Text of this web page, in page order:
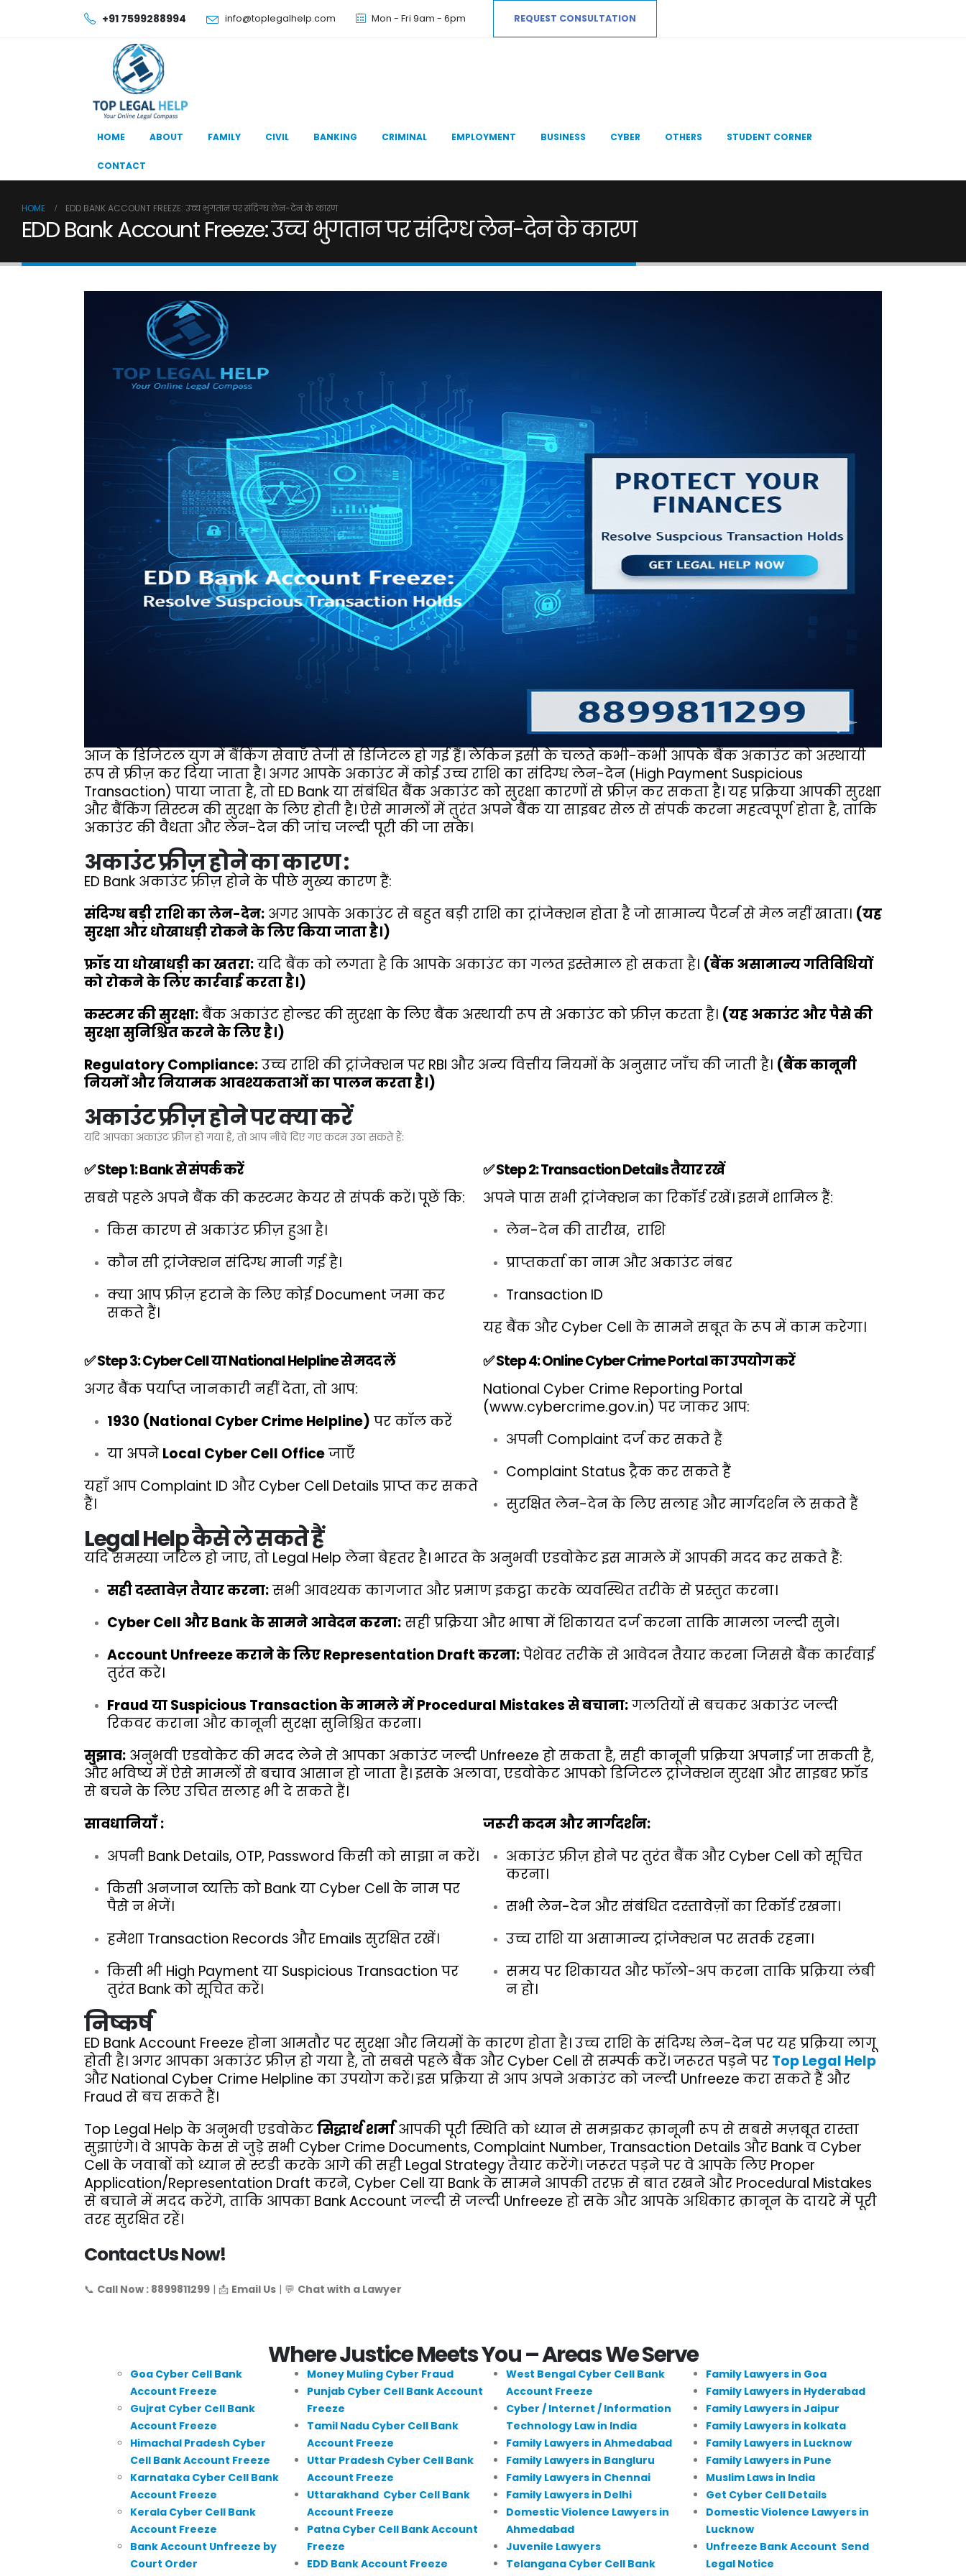
+91 7599288994 info@toplegalhelp.com Mon - Fri 9am - 6pm REQUEST CONSULTATION
HOME ABOUT FAMILY CIVIL BANKING CRIMINAL EMPLOYMENT BUSINESS CYBER OTHERS STUDENT CORNER
CONTACT
HOME EDD BANK ACCOUNT FREEZE: उच्च भुगतान पर संदिग्ध लेन-देन के कारण
EDD Bank Account Freeze: उच्च भुगतान पर संदिग्ध लेन-देन के कारण
आज के डिजिटल युग में बैंकिंग सेवाएँ तेजी से डिजिटल हो गई हैं। लेकिन इसी के चलते कभी-कभी आपके बैंक अकाउंट को अस्थायी
रूप से फ्रीज़ कर दिया जाता है। अगर आपके अकाउंट में कोई उच्च राशि का संदिग्ध लेन-देन (High Payment Suspicious
Transaction) पाया जाता है, तो ED Bank या संबंधित बैंक अकाउंट को सुरक्षा कारणों से फ्रीज़ कर सकता है। यह प्रक्रिया आपकी सुरक्षा
और बैंकिंग सिस्टम की सुरक्षा के लिए होती है। ऐसे मामलों में तुरंत अपने बैंक या साइबर सेल से संपर्क करना महत्वपूर्ण होता है, ताकि
अकाउंट की वैधता और लेन-देन की जांच जल्दी पूरी की जा सके।
अकाउंट फ्रीज़ होने का कारण :
ED Bank अकाउंट फ्रीज़ होने के पीछे मुख्य कारण हैं:
संदिग्ध बड़ी राशि का लेन-देन: अगर आपके अकाउंट से बहुत बड़ी राशि का ट्रांजेक्शन होता है जो सामान्य पैटर्न से मेल नहीं खाता। (यह
सुरक्षा और धोखाधड़ी रोकने के लिए किया जाता है।)
फ्रॉड या धोखाधड़ी का खतरा:यदि बैंक को लगता है कि आपके अकाउंट का गलत इस्तेमाल हो सकता है। (बैंक असामान्य गतिविधियों
को रोकने के लिए कार्रवाई करता है।)
कस्टमर की सुरक्षा:बैंक अकाउंट होल्डर की सुरक्षा के लिए बैंक अस्थायी रूप से अकाउंट को फ्रीज़ करता है। (यह अकाउंट और पैसे की
सुरक्षा सुनिश्चित करने के लिए है।)
Regulatory Compliance:उच्च राशि की ट्रांजेक्शन पर RBI और अन्य वित्तीय नियमों के अनुसार जाँच की जाती है। (बैंक कानूनी
नियमों और नियामक आवश्यकताओं का पालन करता है।)
अकाउंट फ्रीज़ होने पर क्या करें
यदि आपका अकाउंट फ्रीज़ हो गया है, तो आप नीचे दिए गए कदम उठा सकते हैं:
✅ Step 1: Bank से संपर्क करें
सबसे पहले अपने बैंक की कस्टमर केयर से संपर्क करें। पूछें कि:
किस कारण से अकाउंट फ्रीज़ हुआ है।
कौन सी ट्रांजेक्शन संदिग्ध मानी गई है।
क्या आप फ्रीज़ हटाने के लिए कोई Document जमा कर
सकते हैं।
✅ Step 2: Transaction Details तैयार रखें
अपने पास सभी ट्रांजेक्शन का रिकॉर्ड रखें। इसमें शामिल हैं:
लेन-देन की तारीख, राशि
प्राप्तकर्ता का नाम और अकाउंट नंबर
Transaction ID
यह बैंक और Cyber Cell के सामने सबूत के रूप में काम करेगा।
✅ Step 3: Cyber Cell या National Helpline से मदद लें
अगर बैंक पर्याप्त जानकारी नहीं देता, तो आप:
1930 (National Cyber Crime Helpline) पर कॉल करें
या अपने Local Cyber Cell Officeजाएँ
यहाँ आप Complaint ID और Cyber Cell Details प्राप्त कर सकते
हैं।
✅ Step 4: Online Cyber Crime Portal का उपयोग करें
National Cyber Crime Reporting Portal
(www.cybercrime.gov.in) पर जाकर आप:
अपनी Complaint दर्ज कर सकते हैं
Complaint Status ट्रैक कर सकते हैं
सुरक्षित लेन-देन के लिए सलाह और मार्गदर्शन ले सकते हैं
Legal Help कैसे ले सकते हैं
यदि समस्या जटिल हो जाए, तो Legal Help लेना बेहतर है। भारत के अनुभवी एडवोकेट इस मामले में आपकी मदद कर सकते हैं:
सही दस्तावेज़ तैयार करना:सभी आवश्यक कागजात और प्रमाण इकट्ठा करके व्यवस्थित तरीके से प्रस्तुत करना।
Cyber Cell और Bank के सामने आवेदन करना:सही प्रक्रिया और भाषा में शिकायत दर्ज करना ताकि मामला जल्दी सुने।
Account Unfreeze कराने के लिए Representation Draft करना:पेशेवर तरीके से आवेदन तैयार करना जिससे बैंक कार्रवाई
तुरंत करे।
Fraud या Suspicious Transaction के मामले में Procedural Mistakes से बचाना:गलतियों से बचकर अकाउंट जल्दी
रिकवर कराना और कानूनी सुरक्षा सुनिश्चित करना।
सुझाव: अनुभवी एडवोकेट की मदद लेने से आपका अकाउंट जल्दी Unfreeze हो सकता है, सही कानूनी प्रक्रिया अपनाई जा सकती है,
और भविष्य में ऐसे मामलों से बचाव आसान हो जाता है। इसके अलावा, एडवोकेट आपको डिजिटल ट्रांजेक्शन सुरक्षा और साइबर फ्रॉड
से बचने के लिए उचित सलाह भी दे सकते हैं।
सावधानियाँ :
अपनी Bank Details, OTP, Password किसी को साझा न करें।
किसी अनजान व्यक्ति को Bank या Cyber Cell के नाम पर
पैसे न भेजें।
हमेशा Transaction Records और Emails सुरक्षित रखें।
किसी भी High Payment या Suspicious Transaction पर
तुरंत Bank को सूचित करें।
जरूरी कदम और मार्गदर्शन:
अकाउंट फ्रीज़ होने पर तुरंत बैंक और Cyber Cell को सूचित
करना।
सभी लेन-देन और संबंधित दस्तावेज़ों का रिकॉर्ड रखना।
उच्च राशि या असामान्य ट्रांजेक्शन पर सतर्क रहना।
समय पर शिकायत और फॉलो-अप करना ताकि प्रक्रिया लंबी
न हो।
निष्कर्ष
ED Bank Account Freeze होना आमतौर पर सुरक्षा और नियमों के कारण होता है। उच्च राशि के संदिग्ध लेन-देन पर यह प्रक्रिया लागू
होती है। अगर आपका अकाउंट फ्रीज़ हो गया है, तो सबसे पहले बैंक और Cyber Cell से सम्पर्क करें। जरूरत पड़ने पर Top Legal Help
और National Cyber Crime Helpline का उपयोग करें। इस प्रक्रिया से आप अपने अकाउंट को जल्दी Unfreeze करा सकते हैं और
Fraud से बच सकते हैं।
Top Legal Help के अनुभवी एडवोकेटसिद्धार्थ शर्माआपकी पूरी स्थिति को ध्यान से समझकर क़ानूनी रूप से सबसे मज़बूत रास्ता
सुझाएंगे। वे आपके केस से जुड़े सभी Cyber Crime Documents, Complaint Number, Transaction Details और Bank व Cyber
Cell के जवाबों को ध्यान से स्टडी करके आगे की सही Legal Strategy तैयार करेंगे। जरूरत पड़ने पर वे आपके लिए Proper
Application/Representation Draft करने, Cyber Cell या Bank के सामने आपकी तरफ़ से बात रखने और Procedural Mistakes
से बचाने में मदद करेंगे, ताकि आपका Bank Account जल्दी से जल्दी Unfreeze हो सके और आपके अधिकार क़ानून के दायरे में पूरी
तरह सुरक्षित रहें।
Contact Us Now!
📞 Call Now : 8899811299 | 📩 Email Us | 💬 Chat with a Lawyer
Where Justice Meets You – Areas We Serve
Goa Cyber Cell Bank
Account Freeze
Gujrat Cyber Cell Bank
Account Freeze
Himachal Pradesh Cyber
Cell Bank Account Freeze
Karnataka Cyber Cell Bank
Account Freeze
Kerala Cyber Cell Bank
Account Freeze
Bank Account Unfreeze by
Court Order
Money Muling Cyber Fraud
Punjab Cyber Cell Bank Account
Freeze
Tamil Nadu Cyber Cell Bank
Account Freeze
Uttar Pradesh Cyber Cell Bank
Account Freeze
Uttarakhand Cyber Cell Bank
Account Freeze
Patna Cyber Cell Bank Account
Freeze
EDD Bank Account Freeze
West Bengal Cyber Cell Bank
Account Freeze
Cyber / Internet / Information
Technology Law in India
Family Lawyers in Ahmedabad
Family Lawyers in Bangluru
Family Lawyers in Chennai
Family Lawyers in Delhi
Domestic Violence Lawyers in
Ahmedabad
Juvenile Lawyers
Telangana Cyber Cell Bank
Family Lawyers in Goa
Family Lawyers in Hyderabad
Family Lawyers in Jaipur
Family Lawyers in kolkata
Family Lawyers in Lucknow
Family Lawyers in Pune
Muslim Laws in India
Get Cyber Cell Details
Domestic Violence Lawyers in
Lucknow
Unfreeze Bank Account Send
Legal Notice